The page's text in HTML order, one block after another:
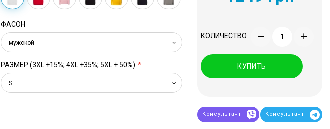
ФАСОН
мужской
РАЗМЕР (3XL +15%; 4XL +35%; 5XL + 50%)
S
КОЛИЧЕСТВО
КУПИТЬ
Консультант Консультант